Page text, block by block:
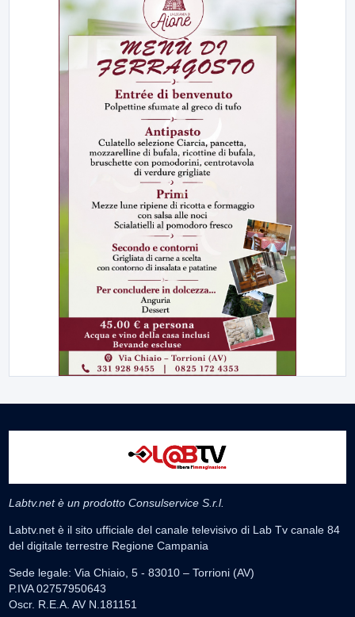
Labtv.net è un prodotto Consulservice S.r.l.
Labtv.net è il sito ufficiale del canale televisivo di Lab Tv canale 84
del digitale terrestre Regione Campania
Sede legale: Via Chiaio, 5 - 83010 – Torrioni (AV)
P.IVA 02757950643
Oscr. R.E.A. AV N.181151